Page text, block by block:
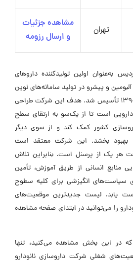
تهران
مشاهده جزئیات
و ارسال رزومه
به‌عنوان اولین تولیدکننده داروهای
و پیشرو در تولید سامانه‌های نوین
دارورسانی ذره‌ای، در سال 1390 تأسیس شد. هدف این شرکت طراحی
است تا از یک‌سو به ارتقای سطح
کشور کمک کند و از سوی دیگر
بهبود بخشد. این شرکت معتقد است
هر یک از پرسنل است. بنابراین تلاش
منابع انسانی از طریق آموزش، تأمین
سیاست‌های انگیزشی برای کلیه سطوح
یابد. لیست جدیدترین موقعیت‌های
را می‌توانید در ابتدای صفحه مشاهده
در این بخش مشاهده می‌کنید، تنها
شغلی شرکت داروسازی نانودارو